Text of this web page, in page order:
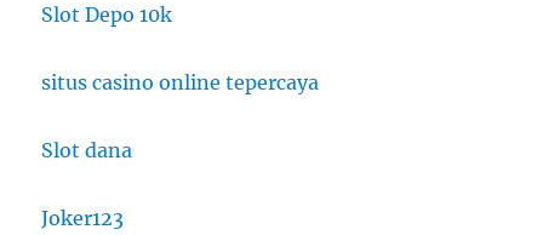
Slot Depo 10k
situs casino online tepercaya
Slot dana
Joker123